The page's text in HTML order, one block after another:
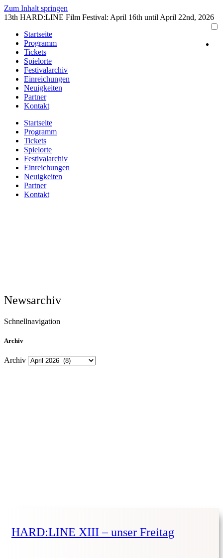
Zum Inhalt springen
13th HARD:LINE Film Festival: April 16th until April 22nd, 2026
Startseite
Programm
Tickets
Spielorte
Festivalarchiv
Einreichungen
Neuigkeiten
Partner
Kontakt
Startseite
Programm
Tickets
Spielorte
Festivalarchiv
Einreichungen
Neuigkeiten
Partner
Kontakt
Newsarchiv
Schnellnavigation
Archiv
Archiv
HARD:LINE XIII – unser Freitag